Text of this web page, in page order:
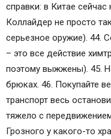
справки: в Китае
Коллайдер не просто
серьезное оружие). 44.
– это все действие
поэтому выжжены). 45.
брюках. 46. Покупайте
транспорт весь
тяжело с
Грозного у какого-то